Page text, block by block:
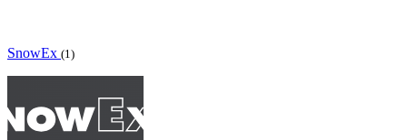
SnowEx (1)